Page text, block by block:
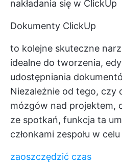
nakładania się w ClickUp
Dokumenty ClickUp
to kolejne skuteczne
idealne do tworzenia,
udostępniania
Niezależnie od tego, czy
mózgów nad projektem,
ze spotkań, funkcja ta
członkami zespołu w celu
zaoszczędzić czas